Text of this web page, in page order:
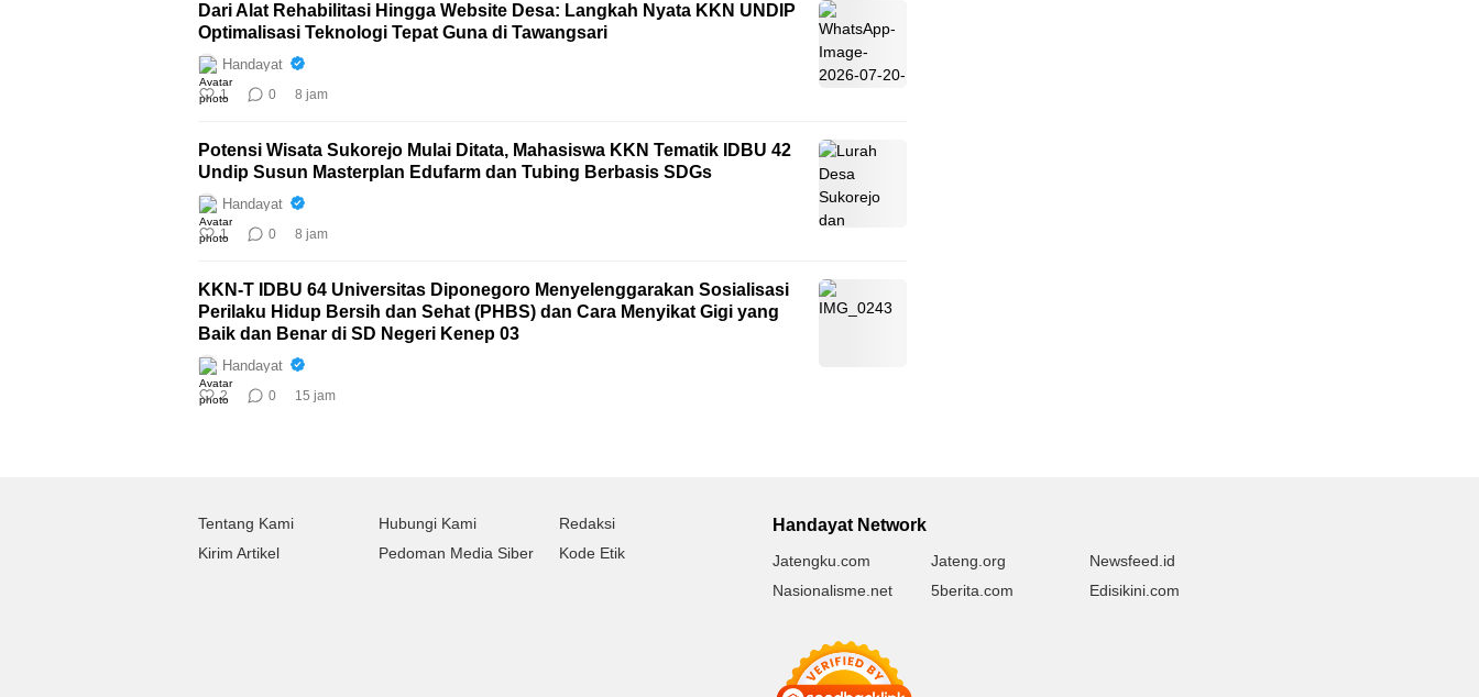
Dari Alat Rehabilitasi Hingga Website Desa: Langkah Nyata KKN UNDIP
Optimalisasi Teknologi Tepat Guna di Tawangsari
Handayat
1 0 8 jam
Potensi Wisata Sukorejo Mulai Ditata, Mahasiswa KKN Tematik IDBU 42
Undip Susun Masterplan Edufarm dan Tubing Berbasis SDGs
Handayat
1 0 8 jam
KKN-T IDBU 64 Universitas Diponegoro Menyelenggarakan Sosialisasi
Perilaku Hidup Bersih dan Sehat (PHBS) dan Cara Menyikat Gigi yang
Baik dan Benar di SD Negeri Kenep 03
Handayat
2 0 15 jam
Tentang Kami Hubungi Kami
Redaksi
Kirim Artikel
Pedoman Media Siber Kode Etik
Handayat Network
Jatengku.com Jateng.org
Newsfeed.id
Nasionalisme.net
5berita.com Edisikini.com